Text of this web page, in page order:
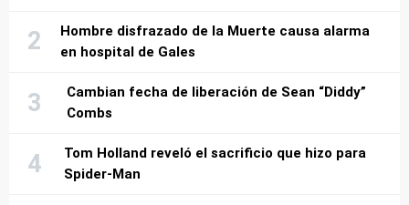
Hombre disfrazado de la Muerte causa alarma
en hospital de Gales
Cambian fecha de liberación de Sean “Diddy”
Combs
Tom Holland reveló el sacrificio que hizo para
Spider-Man